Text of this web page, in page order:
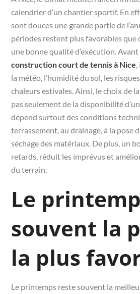
calendrier d’un chantier sportif. En
sont douces une grande partie de
périodes restent plus favorables que
une bonne qualité d’exécution.
construction court de tennis à Nice
la météo, l’humidité du sol, les
chaleurs estivales. Ainsi, le choix de
pas seulement de la disponibilité
dépend surtout des conditions
terrassement, au drainage, à la pose
séchage des matériaux. De plus, un
retards, réduit les imprévus et
du terrain.
Le
souvent la
la plus
Le printemps reste souvent la